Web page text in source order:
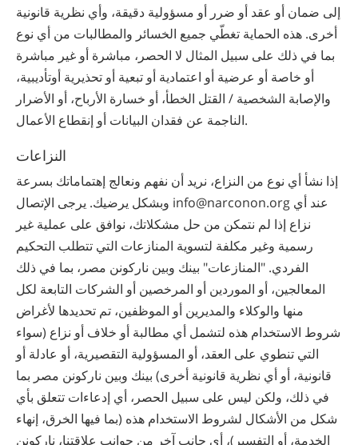
إلى ضمان أو عقد أو ضرر أو مسؤولية دقيقة، وأي نظرية قانونية
أخرى. هذه الحماية تغطّي جميع الخسائر والمطالبات من أي نوع
بما في ذلك على سبيل المثال لا الحصر، مباشرة أو غير مباشرة
أو خاصة أو عرضية أو اعتمادية أو تبعية أو تحذيرية أوتأديبية،
والإصابة الشخصية / القتل الخطأ، أو خسارة الأرباح، أو الأضرار
الناجمة عن فقدان البيانات أو إنقطاع الأعمال.
النزاعات
إذا نشأ أي نوع من النزاع، نريد أن نفهم ونعالج إهتماماتك بسرعة
وبشكل يرضيك. يرجى الإتصال info@narconon.org عند أي
نزاع إذا لم نتمكن من حل مشكلاتك، نوافق على عملية غير
رسمية وغير مكلفة لتسوية المنازعات التي تتطلب التحكيم
الفردي. "المنازعات" بينك وبين ‫ناركونن‬ ‫مصر‬، بما في ذلك
المعالجين، أو الموردين أو المرخصين أو الشركات التابعة لكل
منها والوكلاء والمديرين أو الموظفين، تم تحديدها لأغراض
شروط الاستخدام هذه لتشمل أي مطالبة أو خلاف أو نزاع (سواء
التي تنطوي على العقد، أو المسؤولية التقصيرية، أو عادلة أو
قانونية، أو أي نظرية قانونية أخرى) بينك وبين ‫ناركونن‬ ‫مصر‬ بما
في ذلك، ولكن ليس على سبيل الحصر، أي إدعاءات تتعلق بأي
شكل من الأشكال لشروط الاستخدام هذه (بما فيها الخرق، إنهاء
الخدمة، أو التفسير)، أي جانب آخر من جوانب علاقتنا، ‫ناركونن‬